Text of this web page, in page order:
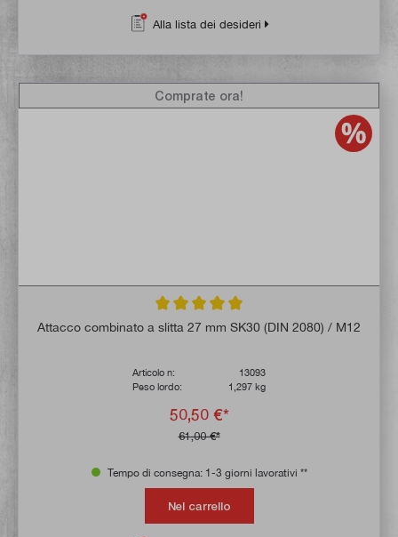
Alla lista dei desideri
Valutazione media di 5 su 5 stelle
Attacco combinato a slitta 27 mm SK30 (DIN 2080) / M12
Articolo n:
13093
Peso lordo:
1,297 kg
50,50 €*
61,00 €*
Comprate ora!
Tempo di consegna: 1-3 giorni lavorativi **
Nel carrello